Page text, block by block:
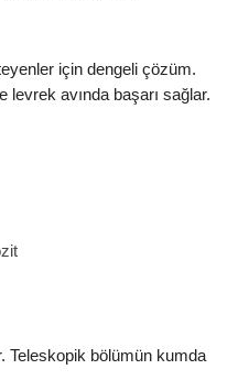
için dengeli çözüm.
avında başarı sağlar.
Teleskopik bölümün kumda